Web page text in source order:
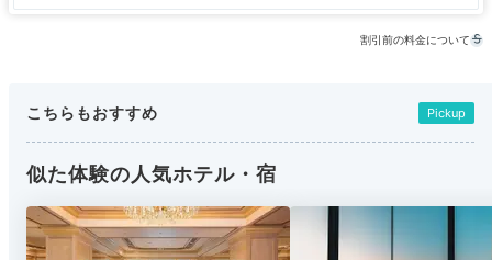
割引前の料金について
こちらもおすすめ Pickup
似た体験の人気ホテル・宿